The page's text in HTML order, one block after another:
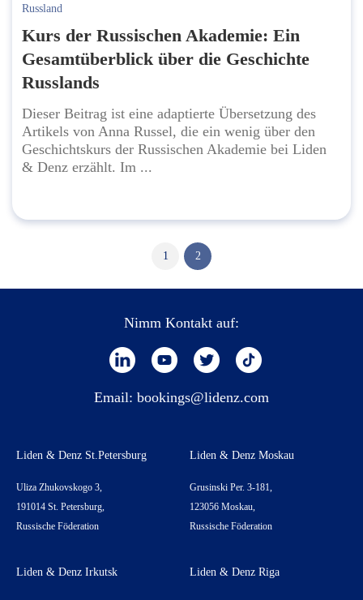
Russland
Kurs der Russischen Akademie: Ein
Gesamtüberblick über die Geschichte
Russlands
Dieser Beitrag ist eine adaptierte Übersetzung des
Artikels von Anna Russel, die ein wenig über den
Geschichtskurs der Russischen Akademie bei Liden
& Denz erzählt. Im ...
1 2
Nimm Kontakt auf:
Email: bookings@lidenz.com
Liden & Denz St.Petersburg
Uliza Zhukovskogo 3,
191014 St. Petersburg,
Russische Föderation
Liden & Denz Moskau
Grusinski Per. 3-181,
123056 Moskau,
Russische Föderation
Liden & Denz Irkutsk Liden & Denz Riga